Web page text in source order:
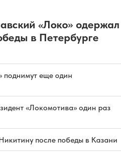
«Локо» одержал
в Петербурге
поднимут еще один
«Локомотива» один раз
после победы в Казани